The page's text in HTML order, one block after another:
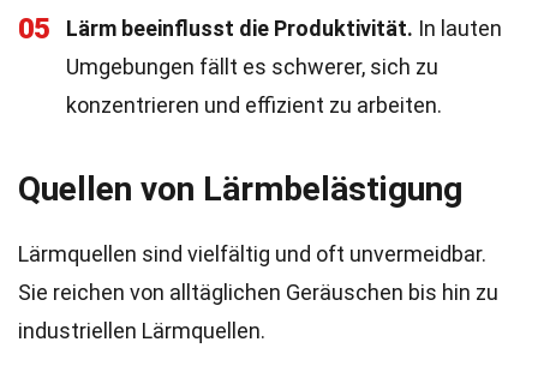
05 Lärm beeinflusst die Produktivität. In lauten
Umgebungen fällt es schwerer, sich zu
konzentrieren und effizient zu arbeiten.
Quellen von Lärmbelästigung
Lärmquellen sind vielfältig und oft unvermeidbar.
Sie reichen von alltäglichen Geräuschen bis hin zu
industriellen Lärmquellen.